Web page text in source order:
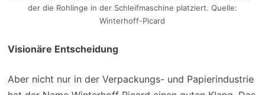
der die Rohlinge in der Schleifmaschine platziert. Quelle:
Winterhoff-Picard
Visionäre Entscheidung
Aber nicht nur in der Verpackungs- und Papierindustrie